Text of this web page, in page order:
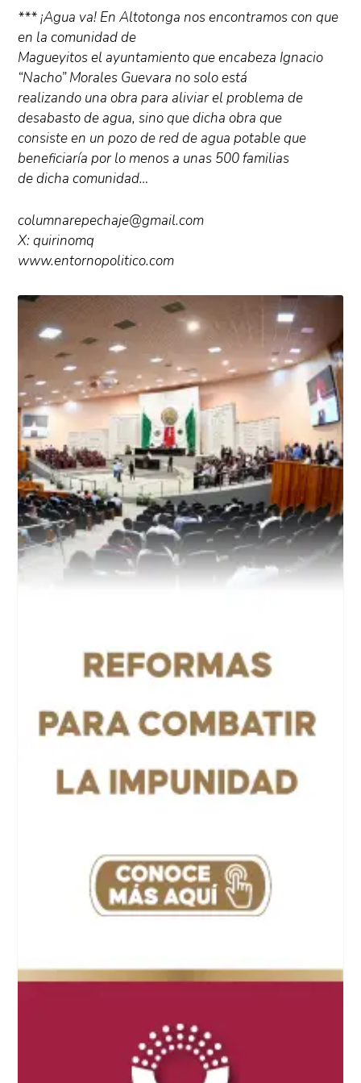
*** ¡Agua va! En Altotonga nos encontramos con que
en la comunidad de
Magueyitos el ayuntamiento que encabeza Ignacio
“Nacho” Morales Guevara no solo está
realizando una obra para aliviar el problema de
desabasto de agua, sino que dicha obra que
consiste en un pozo de red de agua potable que
beneficiaría por lo menos a unas 500 familias
de dicha comunidad…
columnarepechaje@gmail.com
X: quirinomq
www.entornopolitico.com